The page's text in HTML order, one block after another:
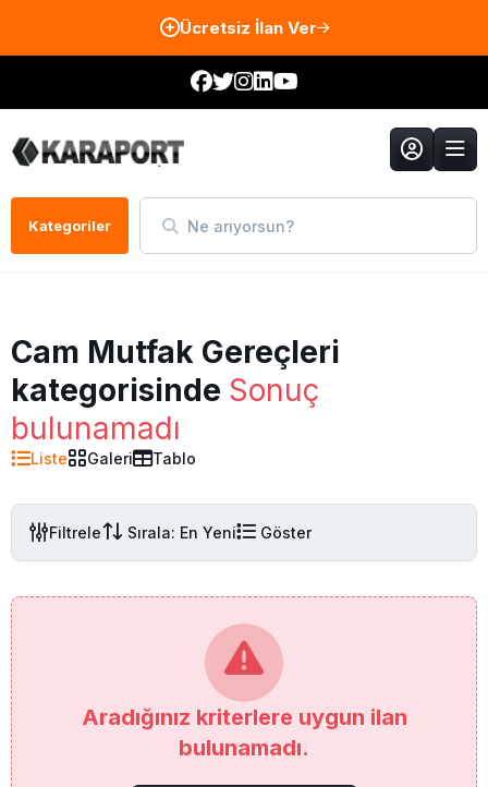
Ücretsiz İlan Ver
Kategoriler Ne arıyorsun?
Cam Mutfak Gereçleri
kategorisinde Sonuç
bulunamadı
Liste Galeri Tablo
Filtrele Sırala: En Yeni Göster
Aradığınız kriterlere uygun ilan
bulunamadı.